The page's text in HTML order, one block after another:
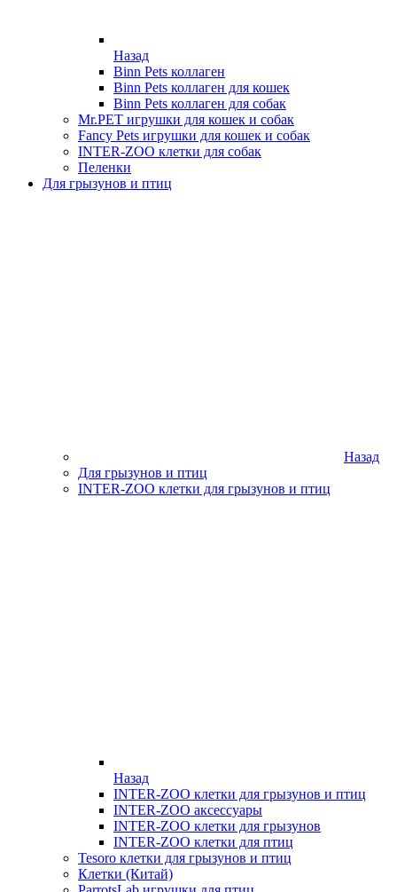
Назад
Binn Pets коллаген
Binn Pets коллаген для кошек
Binn Pets коллаген для собак
Mr.PET игрушки для кошек и собак
Fancy Pets игрушки для кошек и собак
INTER-ZOO клетки для собак
Пеленки
Для грызунов и птиц
Назад
Для грызунов и птиц
INTER-ZOO клетки для грызунов и птиц
Назад
INTER-ZOO клетки для грызунов и птиц
INTER-ZOO аксессуары
INTER-ZOO клетки для грызунов
INTER-ZOO клетки для птиц
Tesoro клетки для грызунов и птиц
Клетки (Китай)